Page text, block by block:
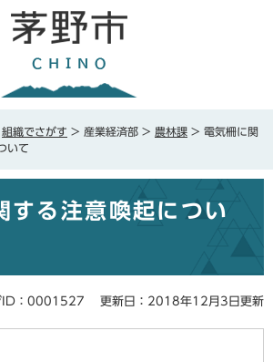
組織でさがす > 産業経済部 > 農林課 > 電気柵に関
いて
する注意喚起につい
ID：0001527 更新日：2018年12月3日更新